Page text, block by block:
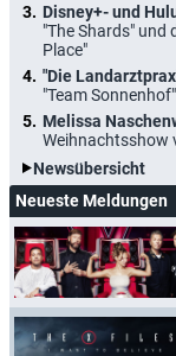
Disney+- und
"The Shards" und
Place"
"Die
"Team Sonnenhof"
Melissa
Weihnachtsshow
Newsübersicht
Neueste Meldungen